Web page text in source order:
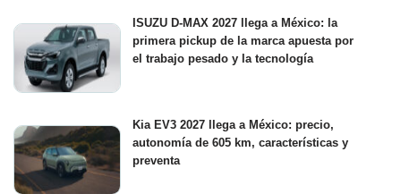
ISUZU D-MAX 2027 llega a México: la
primera pickup de la marca apuesta por
el trabajo pesado y la tecnología
Kia EV3 2027 llega a México: precio,
autonomía de 605 km, características y
preventa